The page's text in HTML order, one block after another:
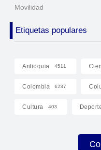
Movilidad
Etiquetas populares
Antioquia 4511
Colombia 6237
Cultura 403